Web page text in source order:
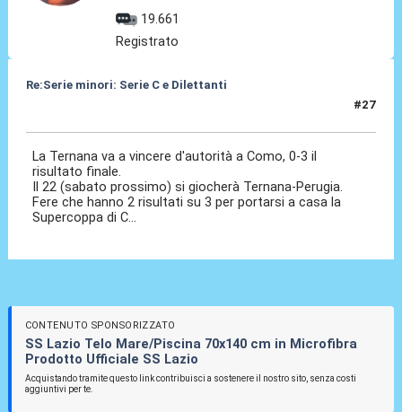
19.661
Registrato
Re:Serie minori: Serie C e Dilettanti
#27
La Ternana va a vincere d'autorità a Como, 0-3 il
risultato finale.
Il 22 (sabato prossimo) si giocherà Ternana-Perugia.
Fere che hanno 2 risultati su 3 per portarsi a casa la
Supercoppa di C...
CONTENUTO SPONSORIZZATO
SS Lazio Telo Mare/Piscina 70x140 cm in Microfibra
Prodotto Ufficiale SS Lazio
Acquistando tramite questo link contribuisci a sostenere il nostro sito, senza costi
aggiuntivi per te.